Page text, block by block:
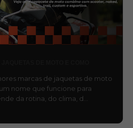
marcas de jaquetas de moto
nome que funcione para
da rotina, do clima, d…